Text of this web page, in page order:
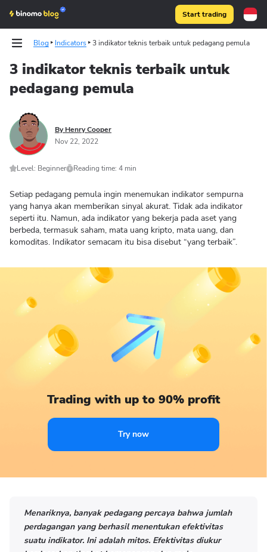
Start trading
Blog Indicators 3 indikator teknis terbaik untuk pedagang pemula
Binomo on Telegram
3 indikator teknis terbaik untuk
pedagang pemula
By Henry Cooper
Nov 22, 2022
Level: Beginner Reading time: 4 min
Setiap pedagang pemula ingin menemukan indikator sempurna
yang hanya akan memberikan sinyal akurat. Tidak ada indikator
seperti itu. Namun, ada indikator yang bekerja pada aset yang
berbeda, termasuk saham, mata uang kripto, mata uang, dan
komoditas. Indikator semacam itu bisa disebut “yang terbaik”.
Trading with up to 90% profit
Try now
Menariknya, banyak pedagang percaya bahwa jumlah
perdagangan yang berhasil menentukan efektivitas
suatu indikator. Ini adalah mitos. Efektivitas diukur